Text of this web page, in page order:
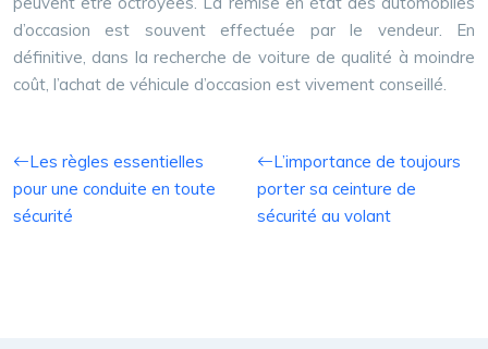
d’occasion est souvent effectuée par le vendeur. En
définitive, dans la recherche de voiture de qualité à moindre
coût, l’achat de véhicule d’occasion est vivement conseillé.
Les règles essentielles
pour une conduite en toute
sécurité
L’importance de toujours
porter sa ceinture de
sécurité au volant